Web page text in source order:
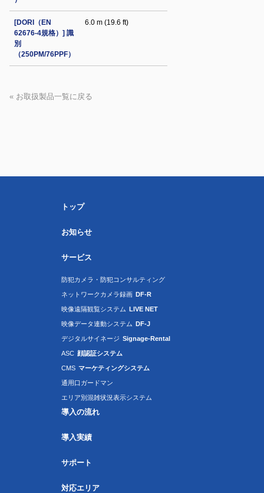
[DORI（EN
62676-4規格）] 識
別
（250PM/76PPF）
6.0 m (19.6 ft)
« お取扱製品一覧に戻る
トップ
お知らせ
サービス
防犯カメラ・防犯コンサルティング
ネットワークカメラ録画 DF-R
映像遠隔観覧システム LIVE NET
映像データ連動システム DF-J
デジタルサイネージ Signage-Rental
ASC 顔認証システム
CMS マーケティングシステム
通用口ガードマン
エリア別混雑状況表示システム
導入の流れ
導入実績
サポート
対応エリア